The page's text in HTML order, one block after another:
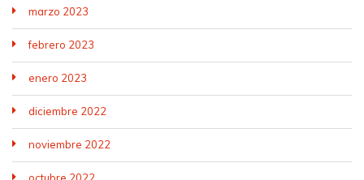
marzo 2023
febrero 2023
enero 2023
diciembre 2022
noviembre 2022
octubre 2022